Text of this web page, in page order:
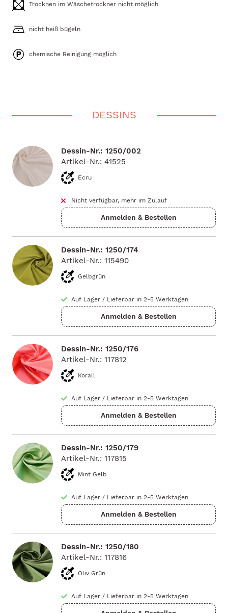
Trocknen im Wäschetrockner nicht möglich
nicht heiß bügeln
chemische Reinigung möglich
DESSINS
Dessin-Nr.: 1250/002
Artikel-Nr.: 41525
Ecru
Nicht verfügbar, mehr im Zulauf
Dessin-Nr.: 1250/174
Artikel-Nr.: 115490
Gelbgrün
Auf Lager / Lieferbar in 2-5 Werktagen
Dessin-Nr.: 1250/176
Artikel-Nr.: 117812
Korall
Auf Lager / Lieferbar in 2-5 Werktagen
Dessin-Nr.: 1250/179
Artikel-Nr.: 117815
Mint Gelb
Auf Lager / Lieferbar in 2-5 Werktagen
Dessin-Nr.: 1250/180
Artikel-Nr.: 117816
Oliv Grün
Auf Lager / Lieferbar in 2-5 Werktagen